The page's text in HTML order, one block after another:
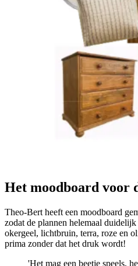
Het moodboard voor
Theo-Bert heeft een moodboard
zodat de plannen helemaal
okergeel, lichtbruin, terra, roze en
prima zonder dat het druk wordt!
'Het mag een beetje speels,